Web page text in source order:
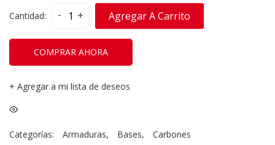
Cantidad: - + Agregar A Carrito
COMPRAR AHORA
+ Agregar a mi lista de deseos
Categorías: Armaduras, Bases,
Carbones